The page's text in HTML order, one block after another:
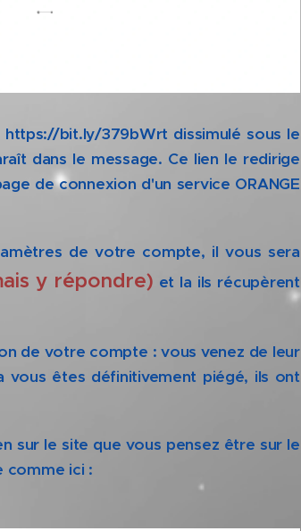
bit.ly/379bWrt dissimulé sous le
dans le message. Ce lien le redirige
de connexion d'un service ORANGE
de votre compte, il vous sera
y répondre) et la ils récupèrent
de votre compte : vous venez de leur
vous êtes définitivement piégé, ils ont
sur le site que vous pensez être sur le
comme ici :